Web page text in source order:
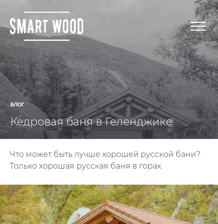
БЛОГ
Кедровая баня в Геленджике
Что может быть лучше хорошей русской бани?
Только хорошая русская баня в горах.